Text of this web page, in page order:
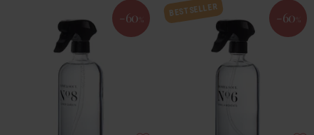
-60 %
BESTSELLER -60 %